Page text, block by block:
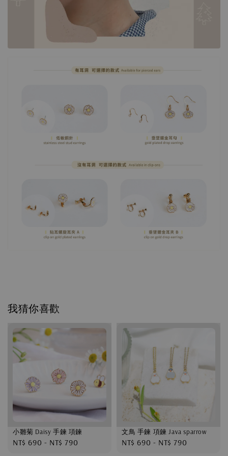
我猜你喜歡
小雛菊 Daisy 手鍊 項鍊
Regular
NT$ 690 - NT$ 790
文鳥 手鍊 項鍊 Java sparrow
Regular
NT$ 690 - NT$ 790